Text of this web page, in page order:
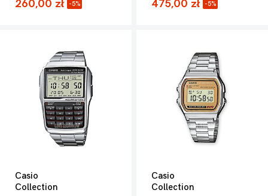
260,00 zł -5% 475,00 zł -5%
Casio
Collection
Casio
Collection